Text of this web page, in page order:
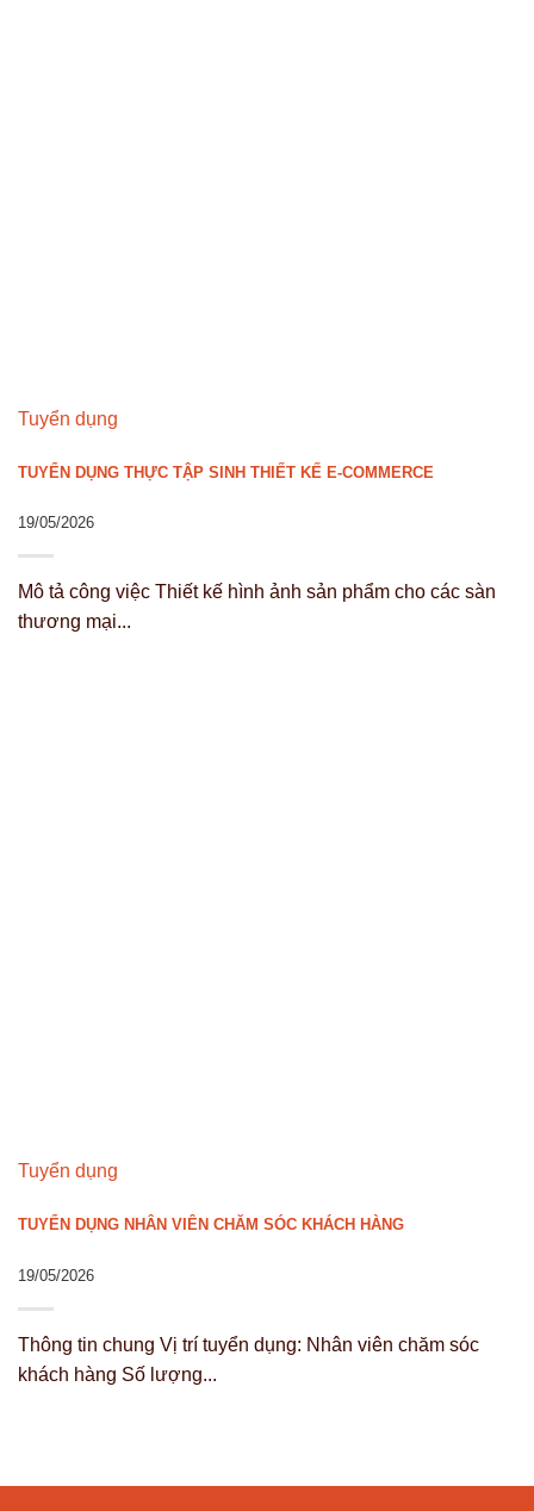
Tuyển dụng
TUYỂN DỤNG THỰC TẬP SINH THIẾT KẾ E-COMMERCE
19/05/2026
Mô tả công việc Thiết kế hình ảnh sản phẩm cho các sàn
thương mại...
Tuyển dụng
TUYỂN DỤNG NHÂN VIÊN CHĂM SÓC KHÁCH HÀNG
19/05/2026
Thông tin chung Vị trí tuyển dụng: Nhân viên chăm sóc
khách hàng Số lượng...